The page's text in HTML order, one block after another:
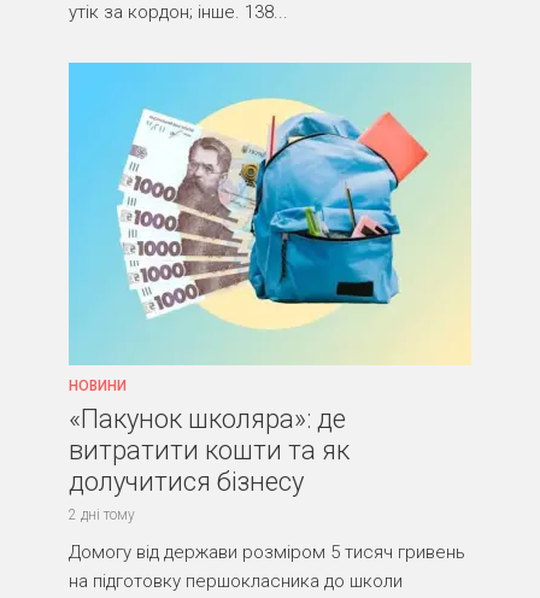
утік за кордон; інше. 138...
НОВИНИ
«Пакунок школяра»: де
витратити кошти та як
долучитися бізнесу
2 дні тому
Домогу від держави розміром 5 тисяч гривень
на підготовку першокласника до школи